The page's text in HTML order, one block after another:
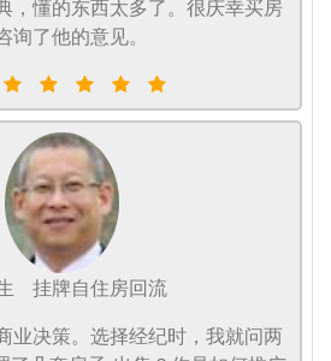
，懂的东西太多了。很庆幸买房
询了他的意见。
挂牌自住房回流
业决策。选择经纪时，我就问两